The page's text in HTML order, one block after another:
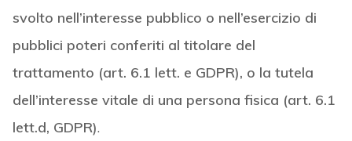
svolto nell’interesse pubblico o nell’esercizio di
pubblici poteri conferiti al titolare del
trattamento (art. 6.1 lett. e GDPR), o la tutela
dell’interesse vitale di una persona fisica (art. 6.1
lett.d, GDPR).